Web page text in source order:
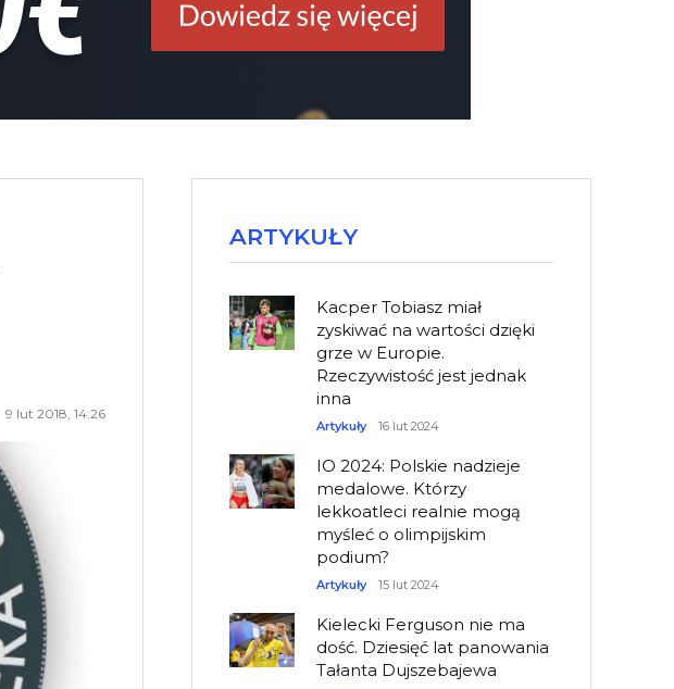
9 lut 2018, 14:26
ARTYKUŁY
Kacper Tobiasz miał
zyskiwać na wartości dzięki
grze w Europie.
Rzeczywistość jest jednak
inna
Artykuły 16 lut 2024
IO 2024: Polskie nadzieje
medalowe. Którzy
lekkoatleci realnie mogą
myśleć o olimpijskim
podium?
Artykuły 15 lut 2024
Kielecki Ferguson nie ma
dość. Dziesięć lat panowania
Tałanta Dujszebajewa